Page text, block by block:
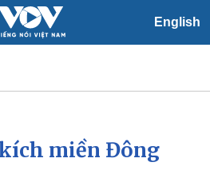
English
Xã hội
miền Đông